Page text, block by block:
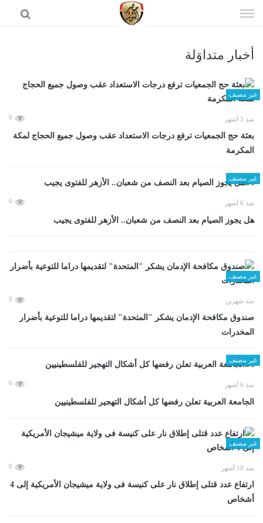
الى
أخبار متداوَلة
غير مصنف
منذ 3 أشهر 0
بعثة حج الجمعيات ترفع درجات الاستعداد عقب وصول جميع الحجاج لمكة
المكرمة
غير مصنف
منذ 6 أشهر 0
هل يجوز الصيام بعد النصف من شعبان.. الأزهر للفتوى يجيب
غير مصنف
منذ شهرين 0
صندوق مكافحة الإدمان يشكر "المتحدة" لتقديمها دراما للتوعية بأضرار
المخدرات
غير مصنف
منذ 6 أشهر 0
الجامعة العربية تعلن رفضها كل أشكال التهجير للفلسطينيين
غير مصنف
منذ 10 أشهر 0
ارتفاع عدد قتلى إطلاق نار على كنيسة فى ولاية ميشيجان الأمريكية إلى 4
أشخاص